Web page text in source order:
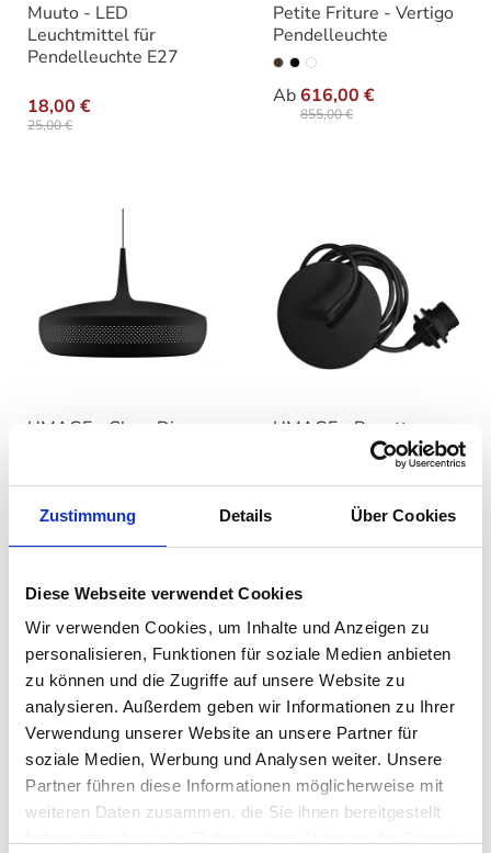
Zustimmung Details Über Cookies
Diese Webseite verwendet Cookies
Wir verwenden Cookies, um Inhalte und Anzeigen zu
personalisieren, Funktionen für soziale Medien anbieten
zu können und die Zugriffe auf unsere Website zu
analysieren. Außerdem geben wir Informationen zu Ihrer
Verwendung unserer Website an unsere Partner für
soziale Medien, Werbung und Analysen weiter. Unsere
Partner führen diese Informationen möglicherweise mit
weiteren Daten zusammen, die Sie ihnen bereitgestellt
Muuto - LED
Leuchtmittel für
Pendelleuchte E27
18,00 €
25,00 €
Petite Friture - Vertigo
Pendelleuchte
Ab616,00 €
855,00 €
Farbe
UMAGE - Clava Dine
269,00 €
Ausführungauswählen
UMAGE - Rosette
Ausführung
UMAGE - Rosette mini
Kabelsatz
UMAGE - Kabel
Connector